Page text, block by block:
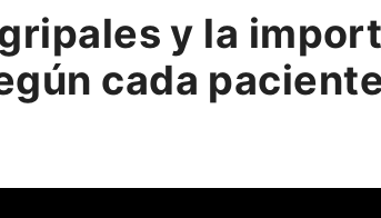
y la
cada